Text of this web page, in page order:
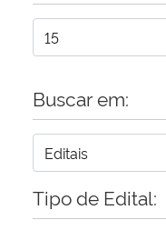
Buscar em:
Tipo de Edital: